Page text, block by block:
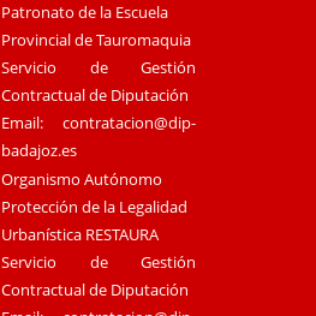
Patronato de la Escuela
Provincial de Tauromaquia
Servicio de Gestión
Contractual de Diputación
Email:contratacion@dip-
badajoz.es
Organismo Autónomo
Protección de la Legalidad
Urbanística RESTAURA
Servicio de Gestión
Contractual de Diputación